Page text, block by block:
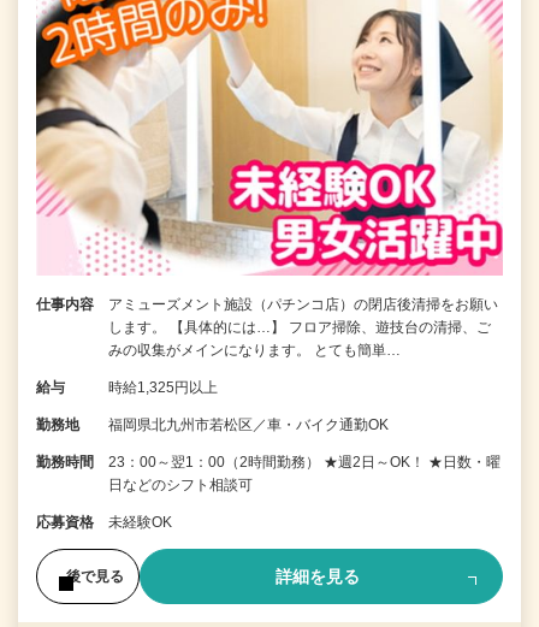
仕事内容
アミューズメント施設（パチンコ店）の閉店後清掃をお願い
します。 【具体的には…】 フロア掃除、遊技台の清掃、ご
みの収集がメインになります。 とても簡単…
給与 時給1,325円以上
勤務地 福岡県北九州市若松区／車・バイク通勤OK
勤務時間
23：00～翌1：00（2時間勤務） ★週2日～OK！ ★日数・曜
日などのシフト相談可
応募資格 未経験OK
後で見る 詳細を見る